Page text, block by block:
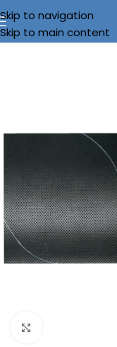
Skip to navigation
Skip to main content